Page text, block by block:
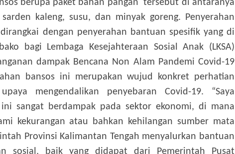
berupa paket bahan pangan tersebut di antaranya
kaleng, susu, dan minyak goreng. Penyerahan
dengan penyerahan bantuan spesifik yang di
bagi Lembaga Kesejahteraan Sosial Anak (LKSA)
dampak Bencana Non Alam Pandemi Covid-19
bansos ini merupakan wujud konkret perhatian
mengendalikan penyebaran Covid-19. “Saya
sangat berdampak pada sektor ekonomi, di mana
kekurangan atau bahkan kehilangan sumber mata
Provinsi Kalimantan Tengah menyalurkan bantuan
sosial, baik yang didapat dari Pemerintah Pusat